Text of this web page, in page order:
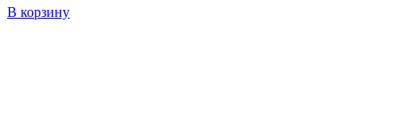
В корзину